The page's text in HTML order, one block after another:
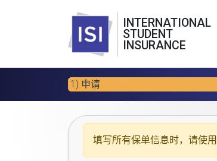
INTERNATIONAL
STUDENT
INSURANCE
1) 申请
填写所有保单信息时，请使用